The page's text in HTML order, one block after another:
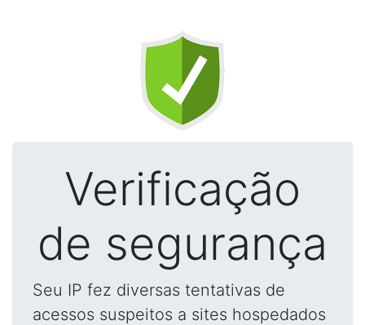
Verificação
de segurança
Seu IP fez diversas tentativas de
acessos suspeitos a sites hospedados